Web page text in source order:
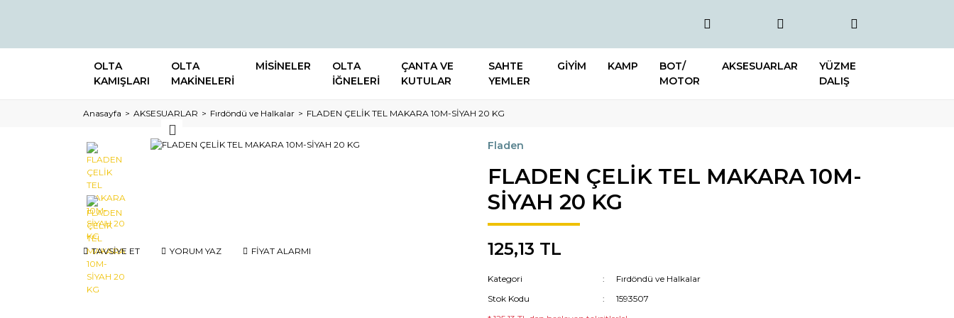
OLTA
KAMIŞLARI
OLTA
MAKİNELERİ
MİSİNELER
OLTA
İĞNELERİ
ÇANTA VE
KUTULAR
SAHTE
YEMLER
GİYİM KAMP
BOT/
MOTOR
AKSESUARLAR
YÜZME
DALIŞ
Anasayfa AKSESUARLAR Fırdöndü ve Halkalar FLADEN ÇELİK TEL MAKARA 10M-SİYAH 20 KG
TAVSİYE ET YORUM YAZ FİYAT ALARMI
Fladen
FLADEN ÇELİK TEL MAKARA 10M-
SİYAH 20 KG
125,13 TL
Kategori
Fırdöndü ve Halkalar
Stok Kodu
1593507